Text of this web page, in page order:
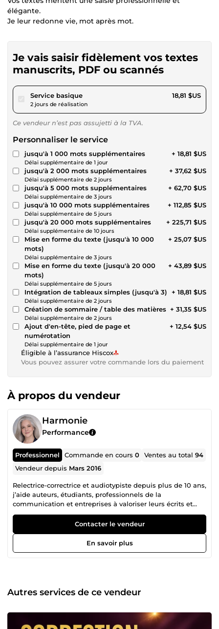
élégante.
Je leur redonne vie, mot après mot.
Je vais saisir fidèlement vos textes
manuscrits, PDF ou scannés
Service basiquepour 17,34 $US
2 jours de réalisation
18,81 $US
Ce vendeur n’est pas assujetti à la TVA.
Personnaliser le service
jusqu'à 1 000 mots supplémentaires
Délai supplémentaire de 1 jour
+ 18,81 $US
jusqu'à 2 000 mots supplémentaires
Délai supplémentaire de 2 jours
+ 37,62 $US
jusqu'à 5 000 mots supplémentaires
Délai supplémentaire de 3 jours
+ 62,70 $US
jusqu'à 10 000 mots supplémentaires
Délai supplémentaire de 5 jours
+ 112,85 $US
jusqu'à 20 000 mots supplémentaires
Délai supplémentaire de 10 jours
+ 225,71 $US
Mise en forme du texte (jusqu'à 10 000
mots)
Délai supplémentaire de 3 jours
+ 25,07 $US
Mise en forme du texte (jusqu'à 20 000
mots)
Délai supplémentaire de 5 jours
+ 43,89 $US
Intégration de tableaux simples (jusqu'à 3)
Délai supplémentaire de 2 jours
+ 18,81 $US
Création de sommaire / table des matières
Délai supplémentaire de 2 jours
+ 31,35 $US
Ajout d'en-tête, pied de page et
numérotation
Délai supplémentaire de 1 jour
+ 12,54 $US
Éligible à l’assurance Hiscox
Vous pouvez assurer votre commande lors du paiement
À propos du vendeur
Harmonie
Performance
Professionnel Commande en cours0 Ventes au total94
Vendeur depuis Mars 2016
Relectrice-correctrice et audiotypiste depuis plus de 10 ans,
j’aide auteurs, étudiants, professionnels de la
communication et entreprises à valoriser leurs écrits et
leurs enregistrements. Mon parcours dans l’édition, le
journalisme et la transcription m’a appris que chaque mot,
chaque nuance, peut transformer la perception d’un
message. 📚 Correction professionnelle : je chasse les
fautes, les maladresses et les incohérences pour un texte
conférences. Fiabilité, respect des délais et qualité soignée
sont mes priorités. Parce que vos écrits parlent pour vous,
Contactez-moi dès aujourd’hui — et faisons en sorte que
vos mots aient tout l’impact qu’ils méritent.
Contacter le vendeur
En savoir plus
Autres services de ce vendeur